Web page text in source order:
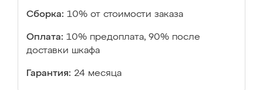
Сборка: 10% от стоимости заказа
Оплата: 10% предоплата, 90% после
доставки шкафа
Гарантия: 24 месяца